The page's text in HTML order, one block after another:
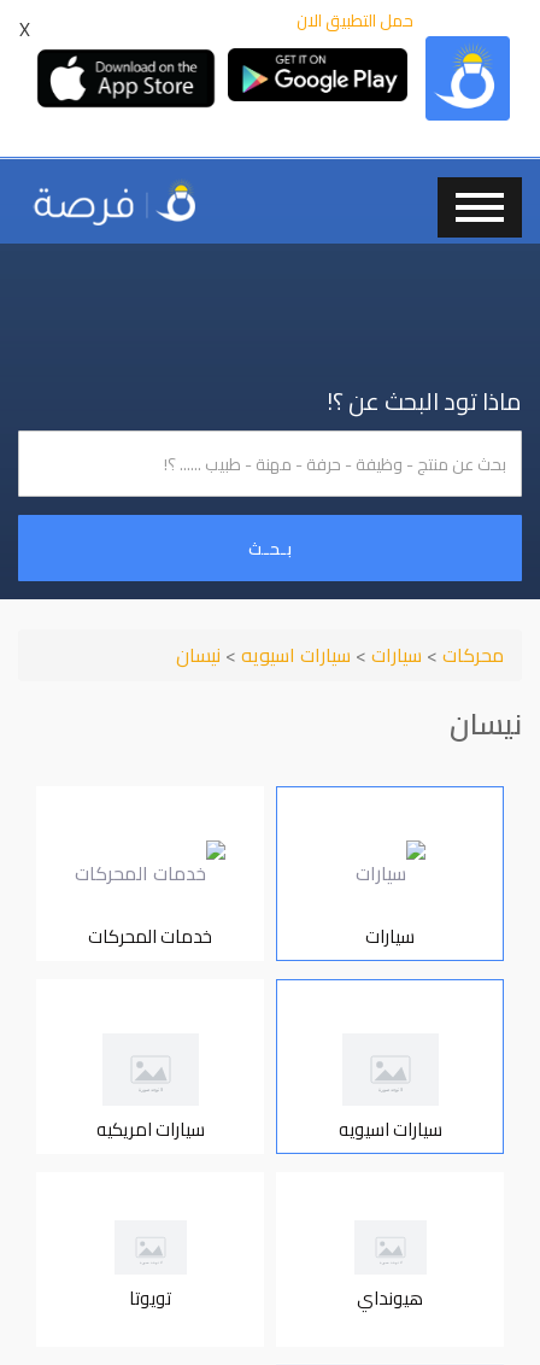
X حمل التطبيق الان
ماذا تود البحث عن ؟!
بـحـث
محركات> سيارات> سيارات اسيويه> نيسان
نيسان
سيارات خدمات المحركات
سيارات اسيويه سيارات امريكيه
هيونداي تويوتا